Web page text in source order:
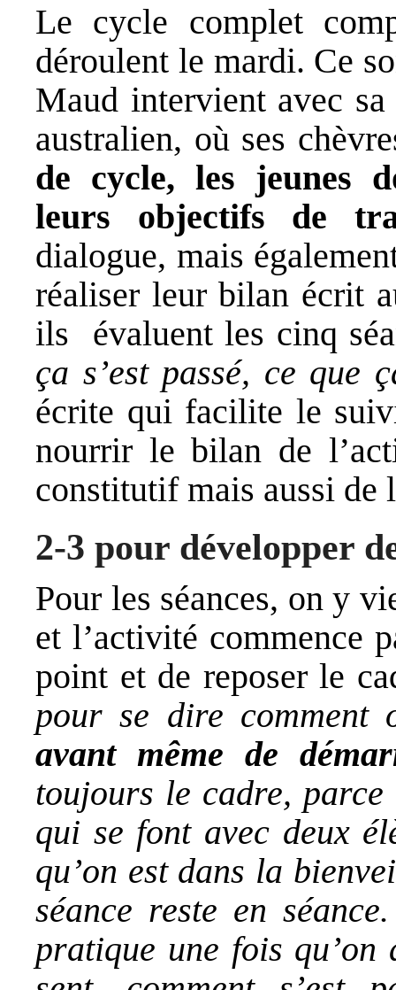
Le cycle complet
déroulent le mardi. Ce
Maud intervient avec
australien, où ses
de cycle, les jeunes
leurs objectifs de
dialogue, mais
réaliser leur bilan écrit
ils évaluent les cinq
ça s’est passé, ce que
écrite qui facilite le
nourrir le bilan de
constitutif mais aussi de
2-3 pour développer
Pour les séances, on y
et l’activité commence
point et de reposer le
pour se dire
avant même de
toujours le cadre, parce
qui se font avec deux
qu’on est dans la
séance reste en
pratique une fois